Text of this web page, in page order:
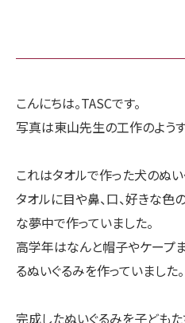
こんにちは。TASCです。
写真は東山先生の工作のようす
これはタオルで作った犬のぬい
タオルに目や鼻、口、好きな色
な夢中で作っていました。
高学年はなんと帽子やケープ
るぬいぐるみを作っていました。
完成したぬいぐるみを子ども